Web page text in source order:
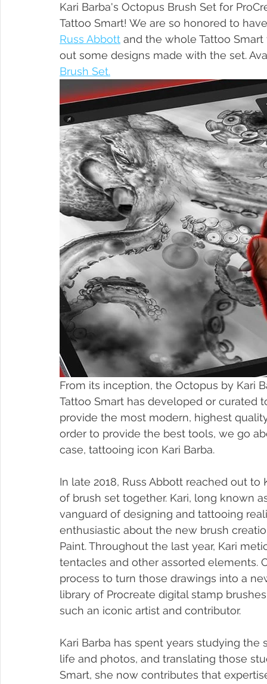
Kari Barba's Octopus Brush Set for
Tattoo Smart! We are so honored to
Russ Abbott and the whole Tattoo
out some designs made with the set.
Brush Set.
From its inception, the Octopus by Kari
Tattoo Smart has developed or curated
provide the most modern, highest
order to provide the best tools, we go
case, tattooing icon Kari Barba.⁣
In late 2018, Russ Abbott reached out
of brush set together. Kari, long known
vanguard of designing and tattooing
enthusiastic about the new brush
Paint. Throughout the last year, Kari
tentacles and other assorted elements.
process to turn those drawings into a
library of Procreate digital stamp
such an iconic artist and contributor.⁣
Kari Barba has spent years studying
life and photos, and translating those
Smart, she now contributes that